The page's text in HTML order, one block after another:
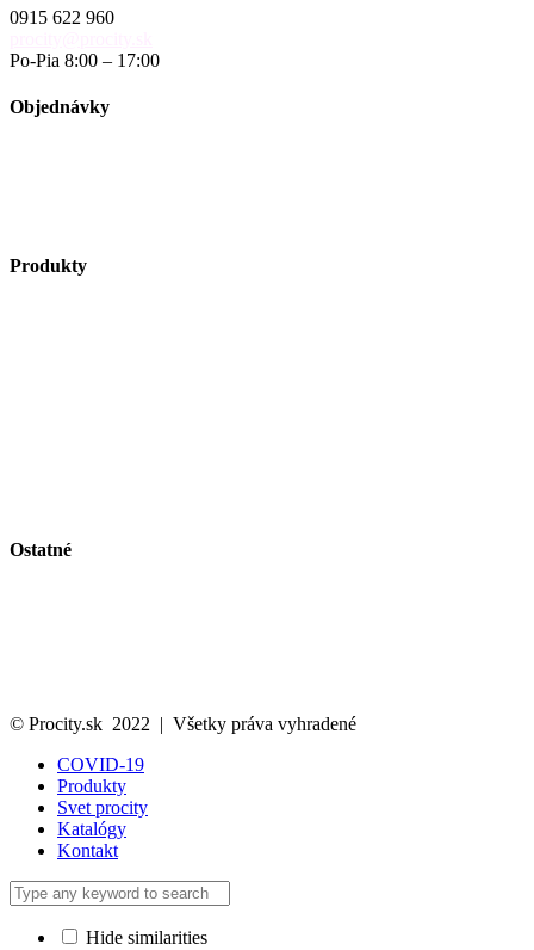
0915 622 960
Po-Pia 8:00 – 17:00
Objednávky
Produkty
Ostatné
© Procity.sk 2022 | Všetky práva vyhradené
COVID-19
Produkty
Svet procity
Katalógy
Kontakt
Hide similarities